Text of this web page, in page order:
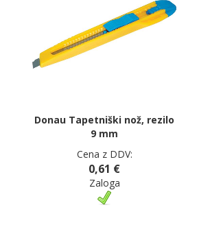
Donau Tapetniški nož, rezilo
9 mm
Cena z DDV:
0,61 €
Zaloga